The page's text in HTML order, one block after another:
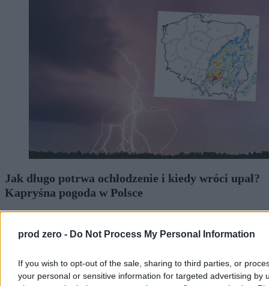
prod zero - Do Not Process My Personal Information
If you wish to opt-out of the sale, sharing to third parties, or
your personal or sensitive information for targeted advertising by
Jak długo potrwa ochłodzenie i kiedy wróci upał?
Kapryśna pogoda w Polsce
Na południu i wschodzie kraju obowiązują ostrzeżenia IMGW
wschód od Krakowa. Jest wyraźnie chłodniej, ale prognozy nie